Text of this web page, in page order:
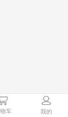
车 我的